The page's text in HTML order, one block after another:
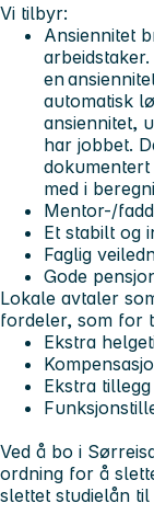
Vi tilbyr:
Ansiennitet
en
automatisk
ansiennitet,
har jobbet.
med i
Mentor-/
Et stabilt og
Faglig
Gode
Lokale avtaler
fordeler, som for
Ekstra
Ekstra
Ved å bo i
ordning for å
slettet studielån